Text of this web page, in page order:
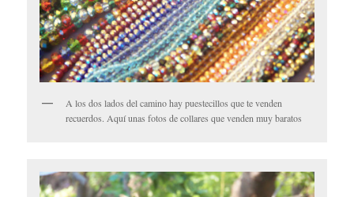
A los dos lados del camino hay puestecillos que te venden
recuerdos. Aquí unas fotos de collares que venden muy baratos